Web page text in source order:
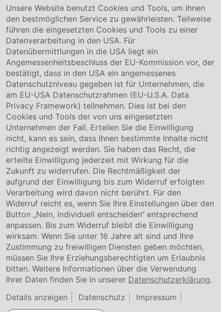
+49 5141-180
info@conmetallmeister.de
www.conmetallmeister.de
Unternehmen
Über uns
Compliance
Hinweisgebersystem
Karriere
Service & Kontakt
Kontakt
Downloads
Garantiebedingungen
Zertifikate
Rechtliches
Impressum
AGB
Datenschutz
Cookie Einstellung
Unsere Website benutzt Cookies und Tools, um Ihnen
den bestmöglichen Service zu gewährleisten. Teilweise
führen die eingesetzten Cookies und Tools zu einer
Datenverarbeitung in den USA. Für
Datenübermittlungen in die USA liegt ein
Angemessenheitsbeschluss der EU-Kommission vor, der
bestätigt, dass in den USA ein angemessenes
Datenschutzniveau gegeben ist für Unternehmen, die
am EU-USA Datenschutzrahmen (EU-U.S.A. Data
Privacy Framework) teilnehmen. Dies ist bei den
Cookies und Tools der von uns eingesetzten
Unternehmen der Fall. Erteilen Sie die Einwilligung
nicht, kann es sein, dass Ihnen bestimmte Inhalte nicht
richtig angezeigt werden. Sie haben das Recht, die
erteilte Einwilligung jederzeit mit Wirkung für die
Zukunft zu widerrufen. Die Rechtmäßigkeit der
aufgrund der Einwilligung bis zum Widerruf erfolgten
Verarbeitung wird davon nicht berührt. Für den
Widerruf reicht es, wenn Sie Ihre Einstellungen über den
Button „Nein, individuell entscheiden“ entsprechend
anpassen. Bis zum Widerruf bleibt die Einwilligung
wirksam. Wenn Sie unter 16 Jahre alt sind und Ihre
Zustimmung zu freiwilligen Diensten geben möchten,
müssen Sie Ihre Erziehungsberechtigten um Erlaubnis
bitten. Weitere Informationen über die Verwendung
Ihrer Daten finden Sie in unserer Datenschutzerklärung.
Details anzeigen
Datenschutz Impressum